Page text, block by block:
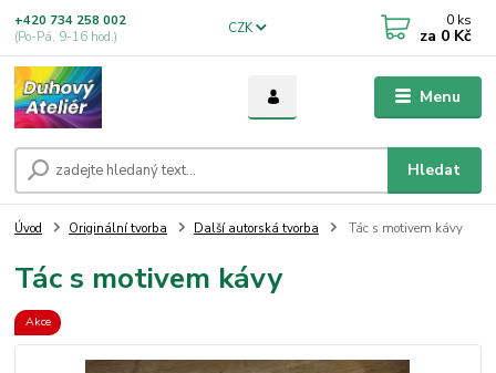
Menu
CZK
Hledat
+420 734 258 002
(Po-Pá, 9-16 hod.)
0 ks
za 0 Kč
Úvod Originální tvorba Další autorská tvorba Tác s motivem kávy
Tác s motivem kávy
Akce